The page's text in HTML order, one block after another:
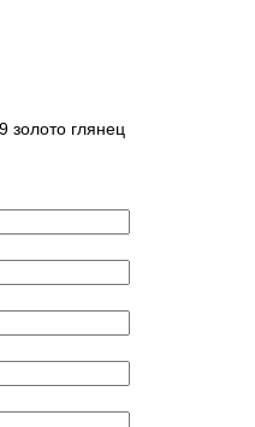
золото глянец